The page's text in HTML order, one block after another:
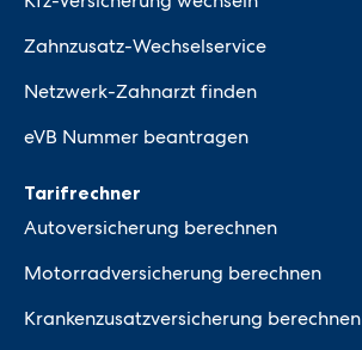
Zahnzusatz-Wechselservice
Netzwerk-Zahnarzt finden
eVB Nummer beantragen
Tarifrechner
Autoversicherung berechnen
Motorradversicherung berechnen
Krankenzusatzversicherung berechnen